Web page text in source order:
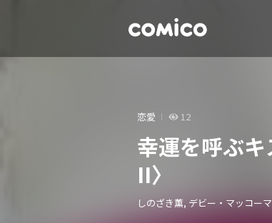
恋愛 12
幸運を呼ぶ
II〉
しのざき薫, デビー・マッコー